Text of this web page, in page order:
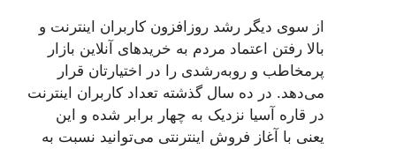
از سوی دیگر رشد روزافزون کاربران اینترنت و
بالا رفتن اعتماد مردم به خریدهای آنلاین بازار
پرمخاطب و روبه‌رشدی را در اختیارتان قرار
می‌دهد. در ده سال گذشته تعداد کاربران اینترنت
در قاره آسیا نزدیک به چهار برابر شده و این
یعنی با آغاز فروش اینترنتی می‌توانید نسبت به